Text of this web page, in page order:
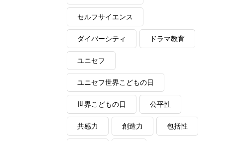
セルフサイエンス
ダイバーシティ ドラマ教育
ユニセフ
ユニセフ世界こどもの日
世界こどもの日 公平性
共感力 創造力 包括性